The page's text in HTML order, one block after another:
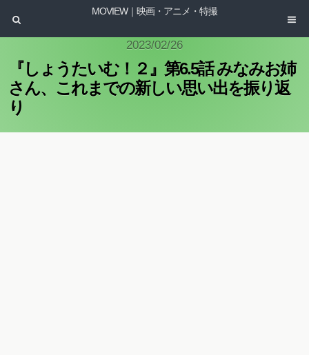
MOVIEW｜映画・アニメ・特撮
2023/02/26
『しょうたいむ！２』第6.5話 みなみお姉
さん、これまでの新しい思い出を振り返
り